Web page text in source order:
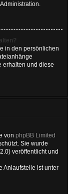
in den persönlichen
erhalten und diese
von phpBB Limited
Sie wurde
veröffentlicht und
Anlaufstelle ist unter